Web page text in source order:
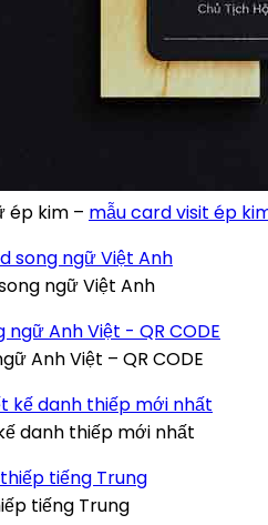
ép kim – mẫu card visit ép
ngữ Việt Anh
Anh Việt – QR CODE
danh thiếp mới nhất
tiếng Trung